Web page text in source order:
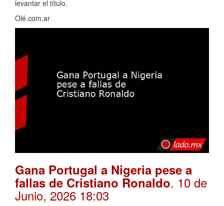
levantar el título.
Olé.com.ar
Gana Portugal a Nigeria pese a
fallas de Cristiano Ronaldo. 10 de
Junio, 2026 18:03